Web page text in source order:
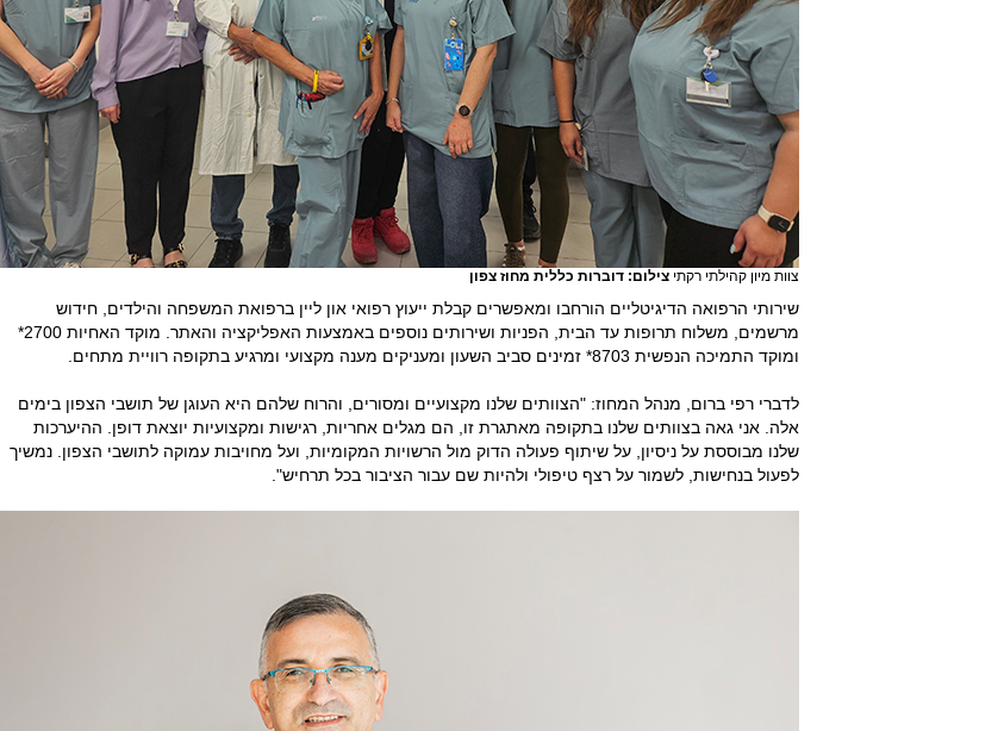
צוות מיון קהילתי רקתי צילום: דוברות כללית מחוז צפון
שירותי הרפואה הדיגיטליים הורחבו ומאפשרים קבלת ייעוץ רפואי און ליין ברפואת המשפחה והילדים, חידוש
מרשמים, משלוח תרופות עד הבית, הפניות ושירותים נוספים באמצעות האפליקציה והאתר. מוקד האחיות 2700*
ומוקד התמיכה הנפשית 8703* זמינים סביב השעון ומעניקים מענה מקצועי ומרגיע בתקופה רוויית מתחים.
לדברי רפי ברום, מנהל המחוז: "הצוותים שלנו מקצועיים ומסורים, והרוח שלהם היא העוגן של תושבי הצפון בימים
אלה. אני גאה בצוותים שלנו בתקופה מאתגרת זו, הם מגלים אחריות, רגישות ומקצועיות יוצאת דופן. ההיערכות
שלנו מבוססת על ניסיון, על שיתוף פעולה הדוק מול הרשויות המקומיות, ועל מחויבות עמוקה לתושבי הצפון. נמשיך
לפעול בנחישות, לשמור על רצף טיפולי ולהיות שם עבור הציבור בכל תרחיש".